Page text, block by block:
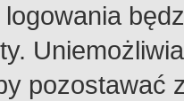
pozostawać